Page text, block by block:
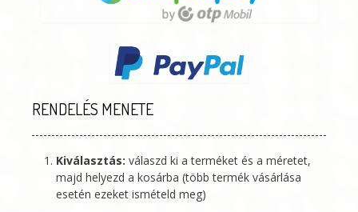
RENDELÉS MENETE
Kiválasztás: válaszd ki a terméket és a méretet,
majd helyezd a kosárba (több termék vásárlása
esetén ezeket ismételd meg)